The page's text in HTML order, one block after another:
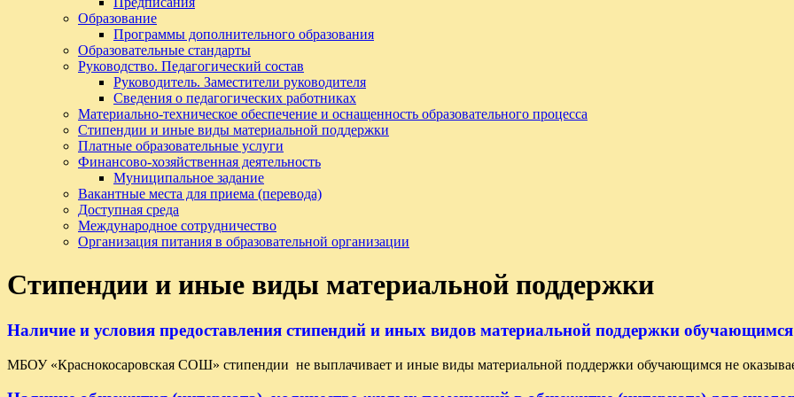
Образование
Программы дополнительного образования
Образовательные стандарты
Руководство. Педагогический состав
Руководитель. Заместители руководителя
Сведения о педагогических работниках
Материально-техническое обеспечение и оснащенность образовательного процесса
Стипендии и иные виды материальной поддержки
Платные образовательные услуги
Финансово-хозяйственная деятельность
Муниципальное задание
Вакантные места для приема (перевода)
Доступная среда
Международное сотрудничество
Организация питания в образовательной организации
Стипендии и иные виды материальной поддержки
Наличие и условия предоставления стипендий и иных видов материальной поддержки
МБОУ «Краснокосаровская СОШ» стипендии не выплачивает и иные виды материальной поддержки обучающимся не